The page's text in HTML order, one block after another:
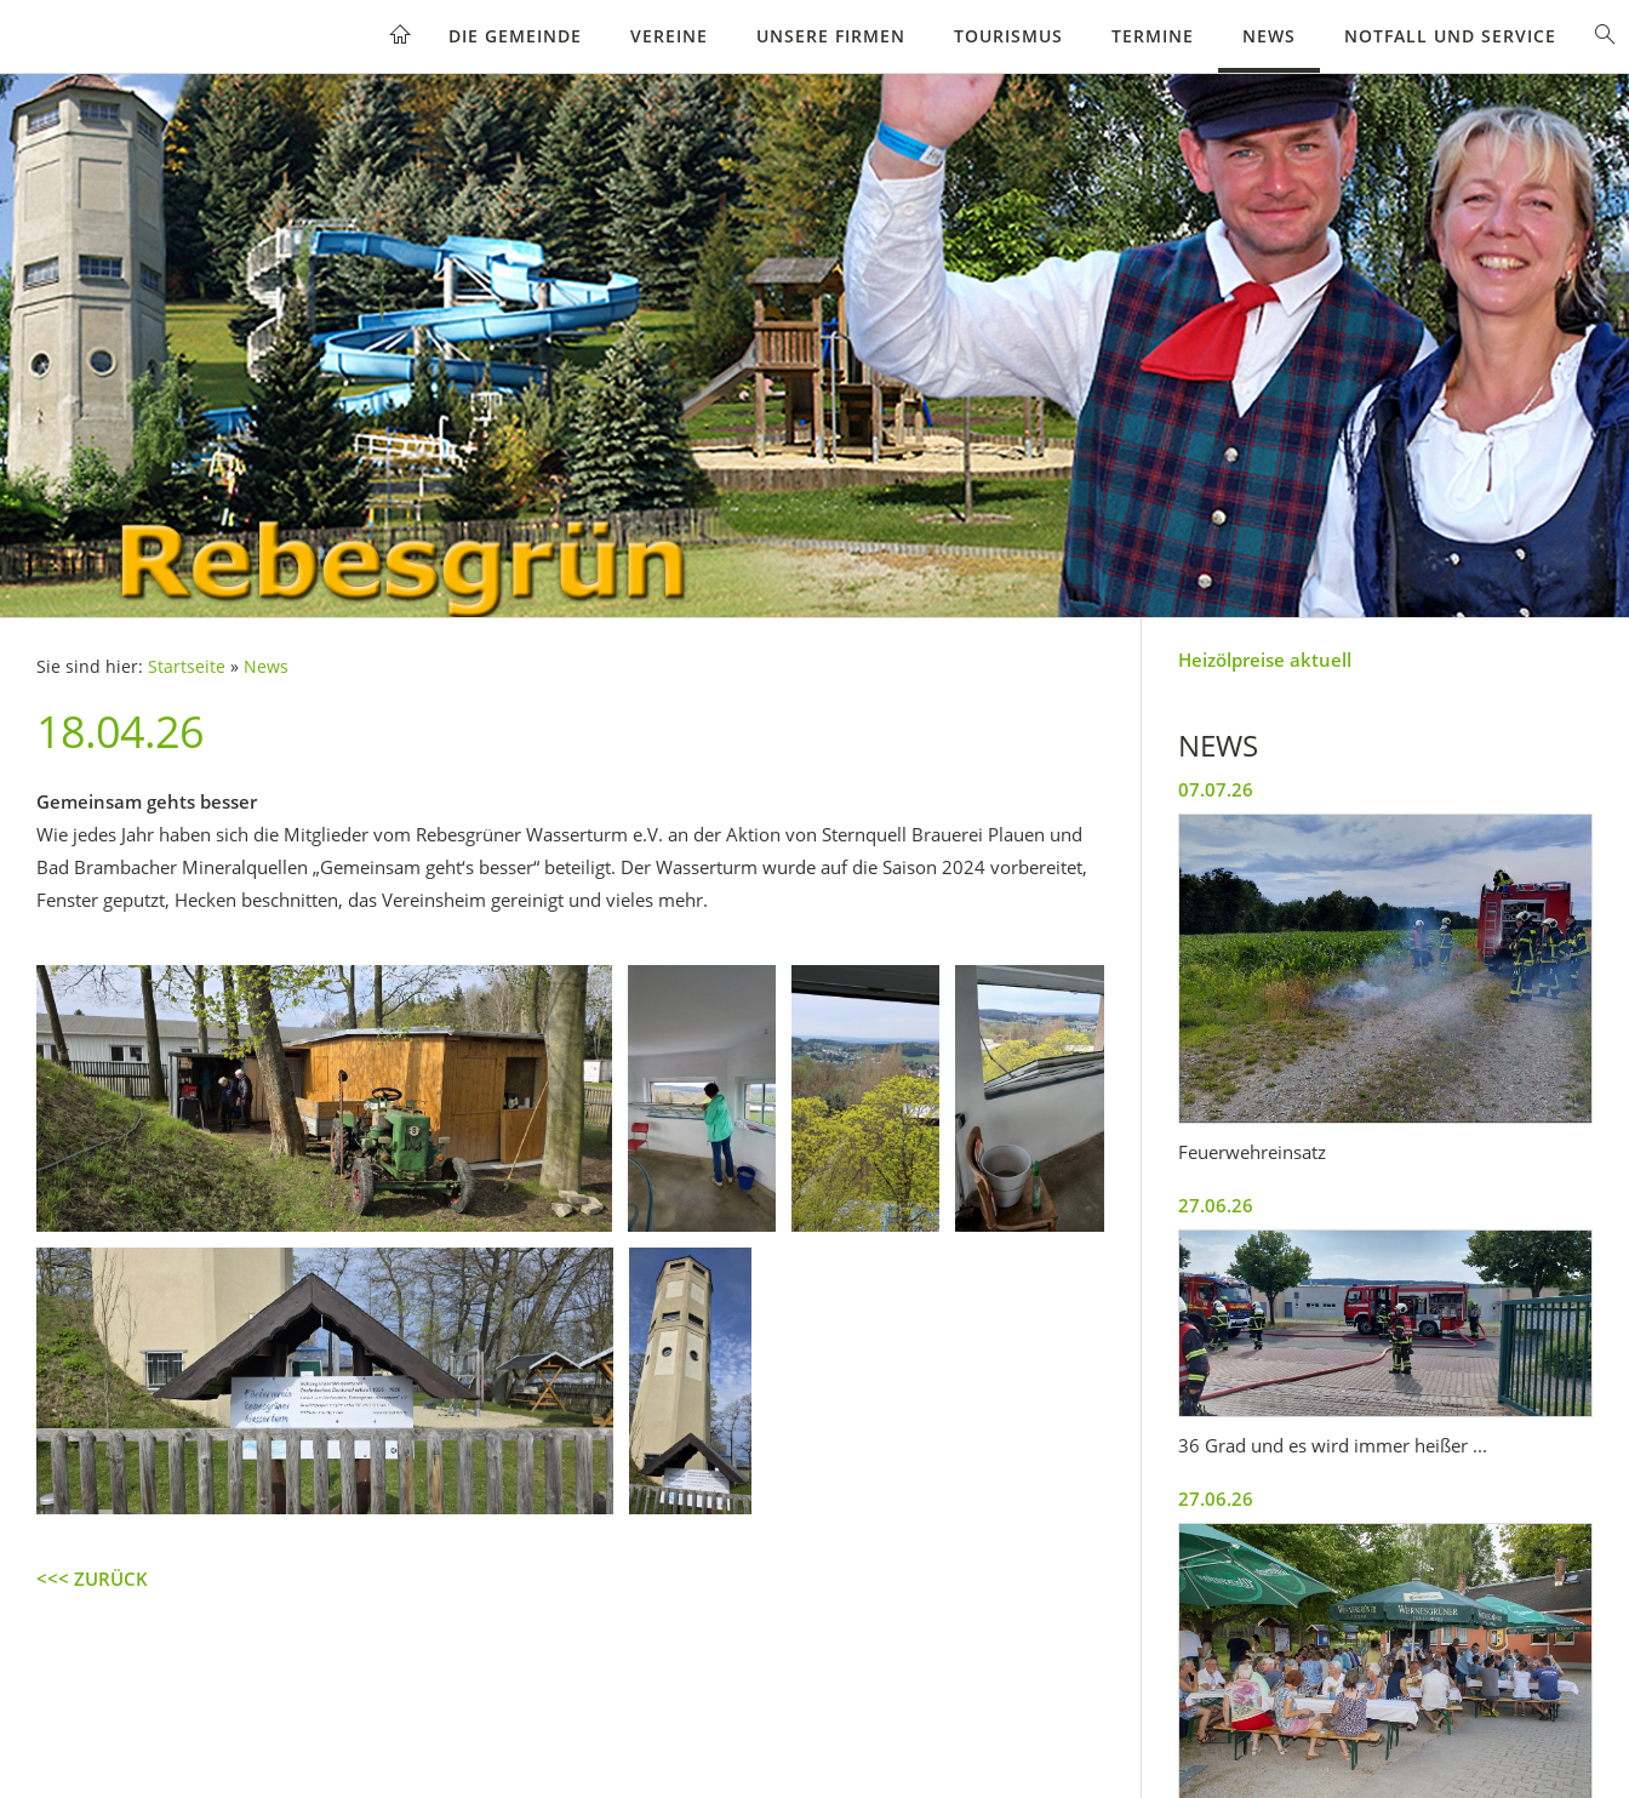
DIE GEMEINDE VEREINE UNSERE FIRMEN TOURISMUS TERMINE NEWS NOTFALL UND SERVICE
Sie sind hier: Startseite » News
18.04.26
Gemeinsam gehts besser
Wie jedes Jahr haben sich die Mitglieder vom Rebesgrüner Wasserturm e.V. an der Aktion von Sternquell Brauerei Plauen und
Bad Brambacher Mineralquellen „Gemeinsam geht‘s besser“ beteiligt. Der Wasserturm wurde auf die Saison 2024 vorbereitet,
Fenster geputzt, Hecken beschnitten, das Vereinsheim gereinigt und vieles mehr.
<<< ZURÜCK
Heizölpreise aktuell
NEWS
07.07.26
Feuerwehreinsatz
27.06.26
36 Grad und es wird immer heißer ...
27.06.26